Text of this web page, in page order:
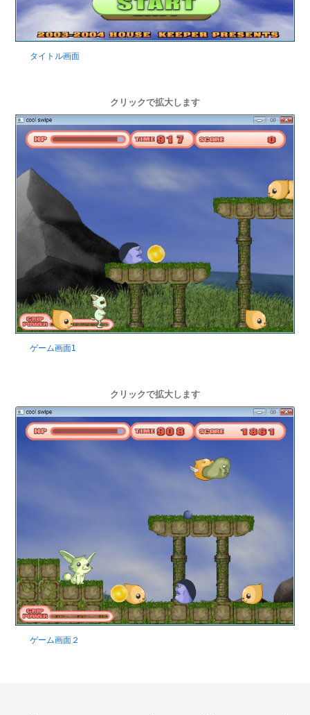
タイトル画面
クリックで拡大します
ゲーム画面1
クリックで拡大します
ゲーム画面２